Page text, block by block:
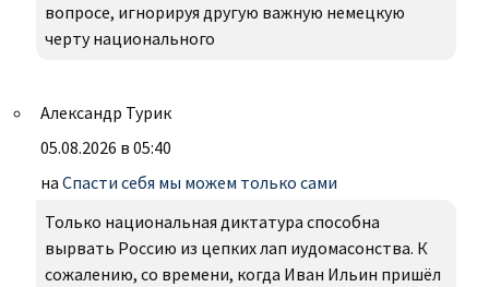
вопросе, игнорируя другую важную немецкую
черту национального
Александр Турик
05.08.2026 в 05:40
на Спасти себя мы можем только сами
Только национальная диктатура способна
вырвать Россию из цепких лап иудомасонства. К
сожалению, со времени, когда Иван Ильин пришёл